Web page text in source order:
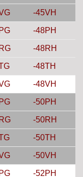
-45VH
-48PH
-48RH
-48TH
-48VH
-50PH
-50RH
-50TH
-50VH
-52PH